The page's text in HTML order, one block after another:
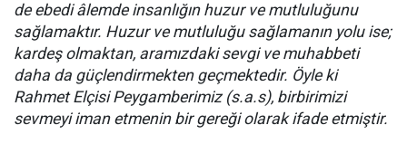
de ebedi âlemde insanlığın huzur ve mutluluğunu
sağlamaktır. Huzur ve mutluluğu sağlamanın yolu ise;
kardeş olmaktan, aramızdaki sevgi ve muhabbeti
daha da güçlendirmekten geçmektedir. Öyle ki
Rahmet Elçisi Peygamberimiz (s.a.s), birbirimizi
sevmeyi iman etmenin bir gereği olarak ifade etmiştir.